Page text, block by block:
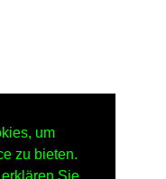
um
zu bieten.